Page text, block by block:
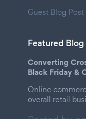
Guest Blog Post
Featured
Converting
Black Friday &
Online
overall retail